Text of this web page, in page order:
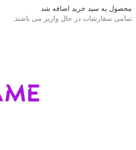
محصول به سبد خرید اضافه شد
تمامی سفارشات در حال واریز می باشند.